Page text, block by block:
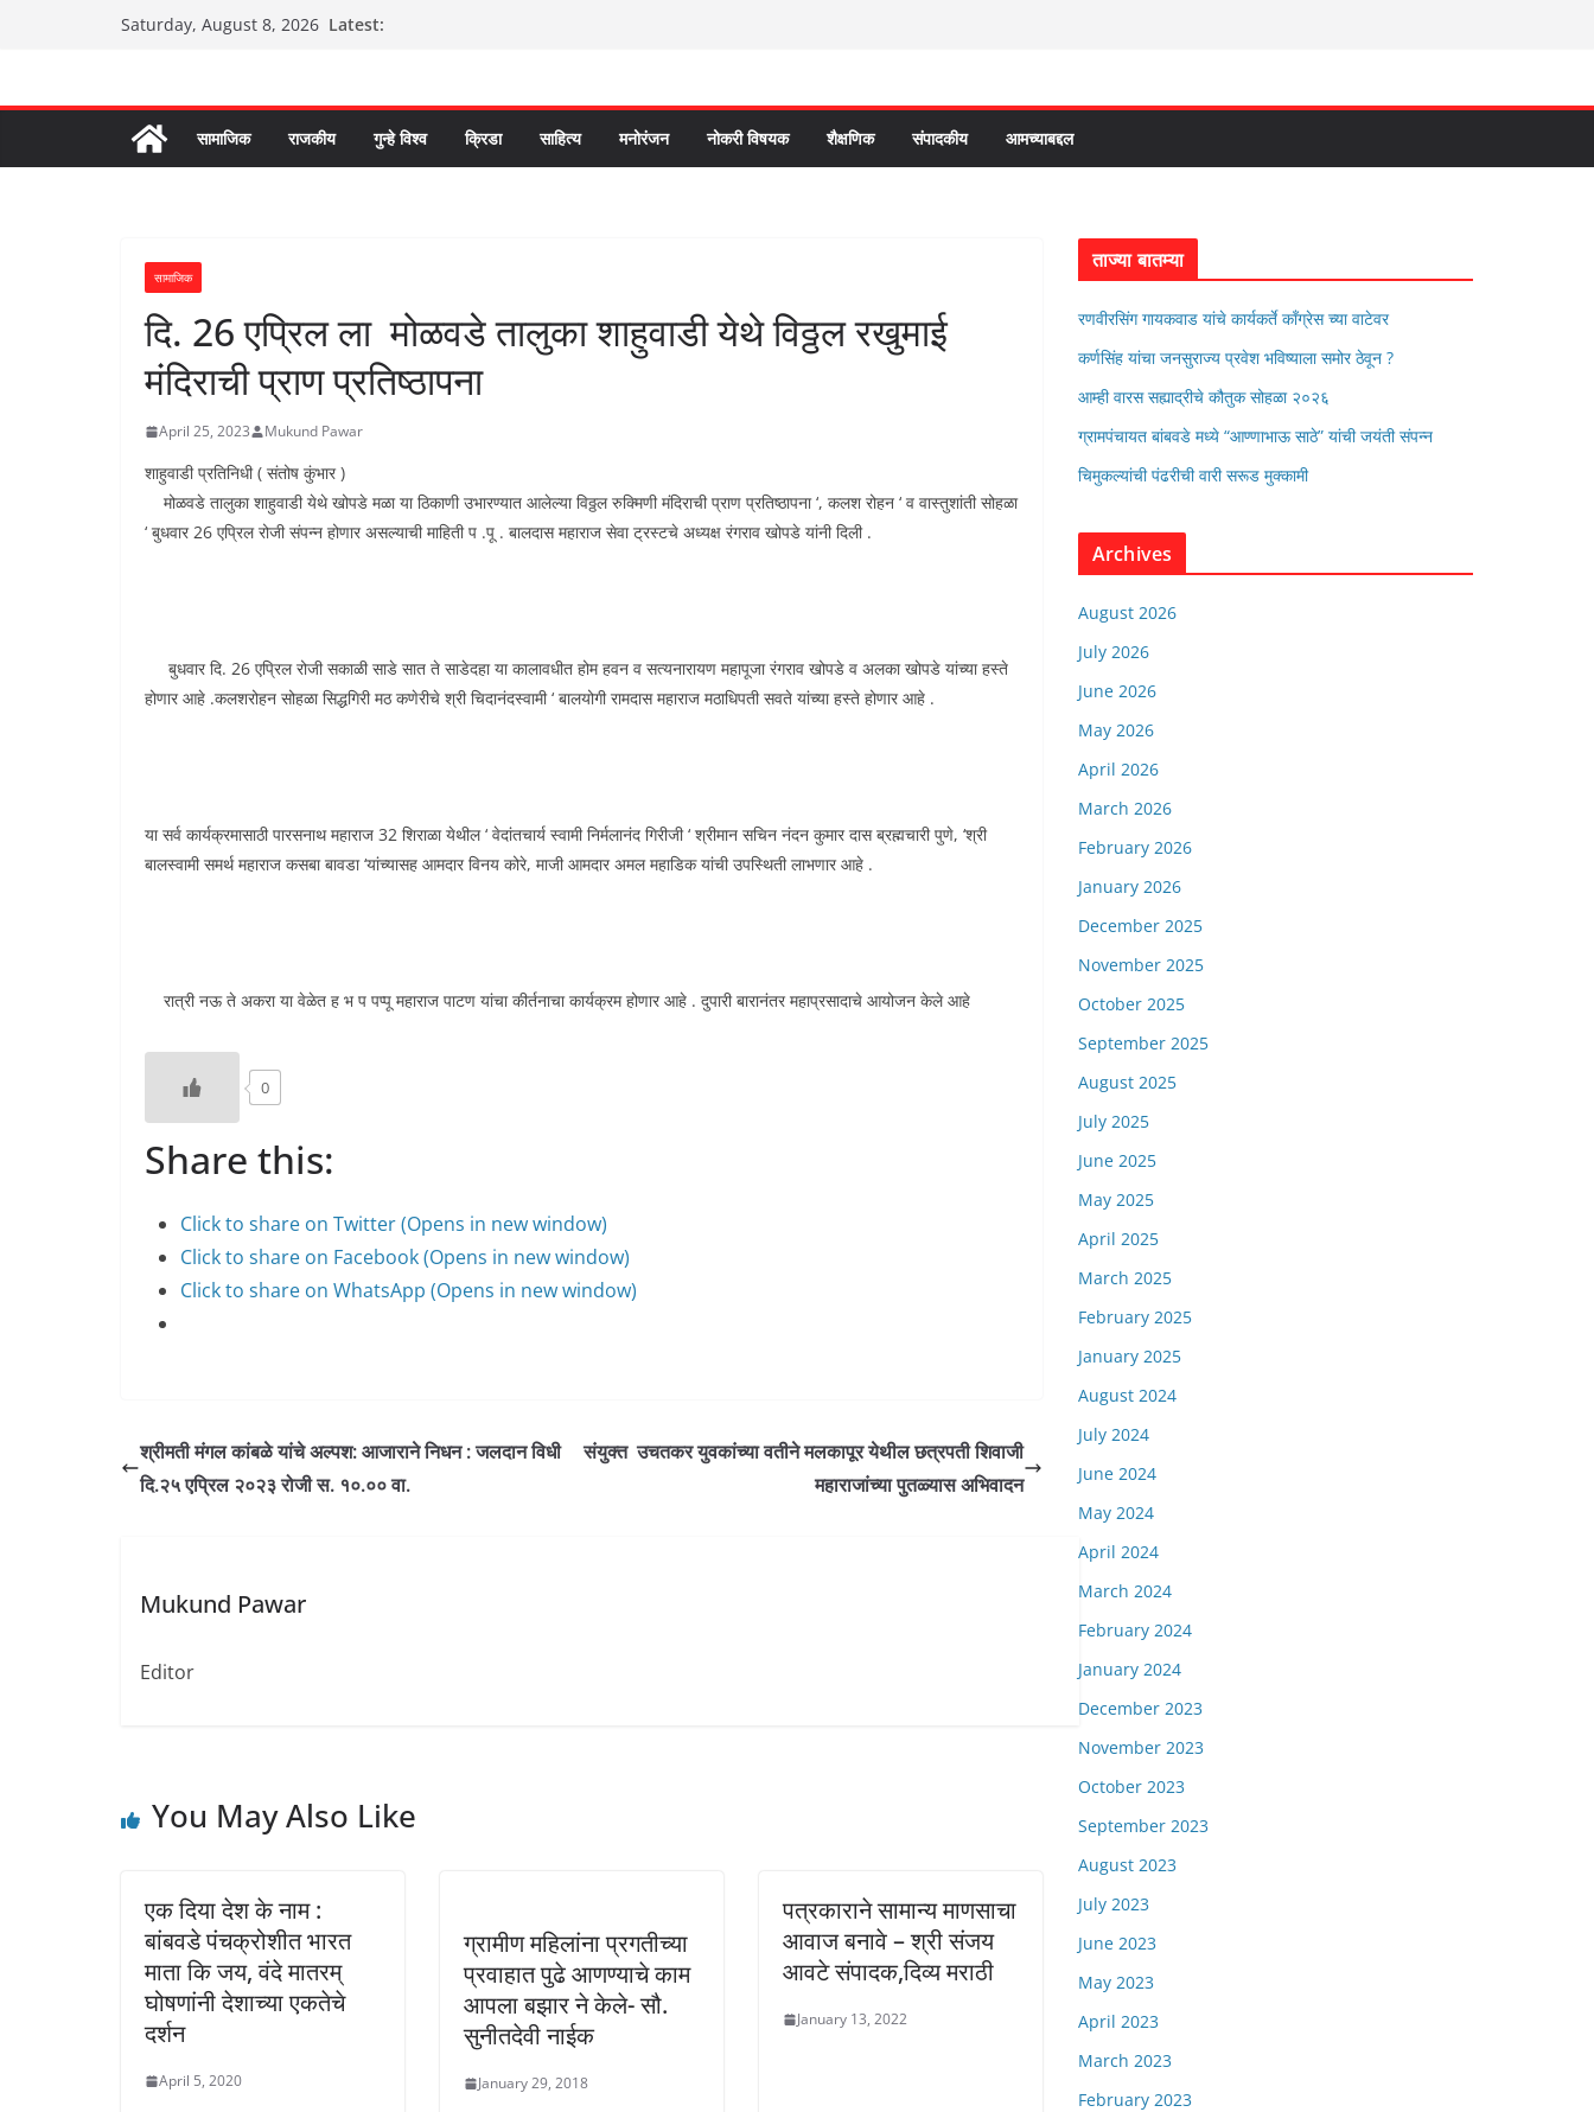
Saturday, August 8, 2026 Latest:
सामाजिक राजकीय गुन्हे विश्व क्रिडा साहित्य मनोरंजन नोकरी विषयक शैक्षणिक संपादकीय आमच्याबद्दल
सामाजिक
दि. 26 एप्रिल ला मोळवडे तालुका शाहुवाडी येथे विठ्ठल रखुमाई
मंदिराची प्राण प्रतिष्ठापना
April 25, 2023 Mukund Pawar
शाहुवाडी प्रतिनिधी ( संतोष कुंभार )
मोळवडे तालुका शाहुवाडी येथे खोपडे मळा या ठिकाणी उभारण्यात आलेल्या विठ्ठल रुक्मिणी मंदिराची प्राण प्रतिष्ठापना ‘, कलश रोहन ‘ व वास्तुशांती सोहळा
‘ बुधवार 26 एप्रिल रोजी संपन्न होणार असल्याची माहिती प .पू . बालदास महाराज सेवा ट्रस्टचे अध्यक्ष रंगराव खोपडे यांनी दिली .
बुधवार दि. 26 एप्रिल रोजी सकाळी साडे सात ते साडेदहा या कालावधीत होम हवन व सत्यनारायण महापूजा रंगराव खोपडे व अलका खोपडे यांच्या हस्ते
होणार आहे .कलशरोहन सोहळा सिद्धगिरी मठ कणेरीचे श्री चिदानंदस्वामी ‘ बालयोगी रामदास महाराज मठाधिपती सवते यांच्या हस्ते होणार आहे .
या सर्व कार्यक्रमासाठी पारसनाथ महाराज 32 शिराळा येथील ‘ वेदांतचार्य स्वामी निर्मलानंद गिरीजी ‘ श्रीमान सचिन नंदन कुमार दास ब्रह्मचारी पुणे, ‘श्री
बालस्वामी समर्थ महाराज कसबा बावडा ‘यांच्यासह आमदार विनय कोरे, माजी आमदार अमल महाडिक यांची उपस्थिती लाभणार आहे .
रात्री नऊ ते अकरा या वेळेत ह भ प पप्पू महाराज पाटण यांचा कीर्तनाचा कार्यक्रम होणार आहे . दुपारी बारानंतर महाप्रसादाचे आयोजन केले आहे
0
Share this:
Click to share on Twitter (Opens in new window)
Click to share on Facebook (Opens in new window)
Click to share on WhatsApp (Opens in new window)
श्रीमती मंगल कांबळे यांचे अल्पश: आजाराने निधन : जलदान विधी
दि.२५ एप्रिल २०२३ रोजी स. १०.०० वा.
संयुक्त उचतकर युवकांच्या वतीने मलकापूर येथील छत्रपती शिवाजी
महाराजांच्या पुतळ्यास अभिवादन
Mukund Pawar
Editor
You May Also Like
एक दिया देश के नाम :
बांबवडे पंचक्रोशीत भारत
माता कि जय, वंदे मातरम्
घोषणांनी देशाच्या एकतेचे
दर्शन
April 5, 2020
ग्रामीण महिलांना प्रगतीच्या
प्रवाहात पुढे आणण्याचे काम
आपला बझार ने केले- सौ.
सुनीतदेवी नाईक
January 29, 2018
पत्रकाराने सामान्य माणसाचा
आवाज बनावे – श्री संजय
आवटे संपादक,दिव्य मराठी
January 13, 2022
ताज्या बातम्या
रणवीरसिंग गायकवाड यांचे कार्यकर्ते कॉंग्रेस च्या वाटेवर
कर्णसिंह यांचा जनसुराज्य प्रवेश भविष्याला समोर ठेवून ?
आम्ही वारस सह्याद्रीचे कौतुक सोहळा २०२६
ग्रामपंचायत बांबवडे मध्ये “आण्णाभाऊ साठे” यांची जयंती संपन्न
चिमुकल्यांची पंढरीची वारी सरूड मुक्कामी
Archives
August 2026
July 2026
June 2026
May 2026
April 2026
March 2026
February 2026
January 2026
December 2025
November 2025
October 2025
September 2025
August 2025
July 2025
June 2025
May 2025
April 2025
March 2025
February 2025
January 2025
August 2024
July 2024
June 2024
May 2024
April 2024
March 2024
February 2024
January 2024
December 2023
November 2023
October 2023
September 2023
August 2023
July 2023
June 2023
May 2023
April 2023
March 2023
February 2023